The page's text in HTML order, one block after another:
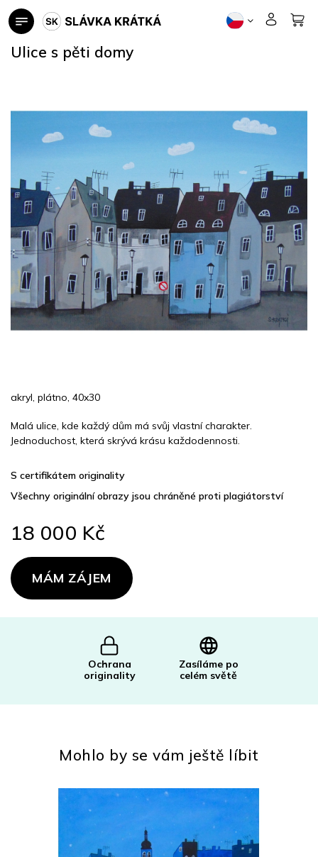
Přejít
na
Ulice s pěti domy
S certifikátem originality
Všechny originální obrazy jsou chráněné proti plagiátorství
18 000 Kč
Měrná
cena:MÁM ZÁJEM
akryl, plátno, 40x30
Malá ulice, kde každý dům má svůj vlastní charakter.
Jednoduchost, která skrývá krásu každodennosti.
Mohlo by se vám ještě líbit
Ochrana
originality
Zasíláme po
celém světě